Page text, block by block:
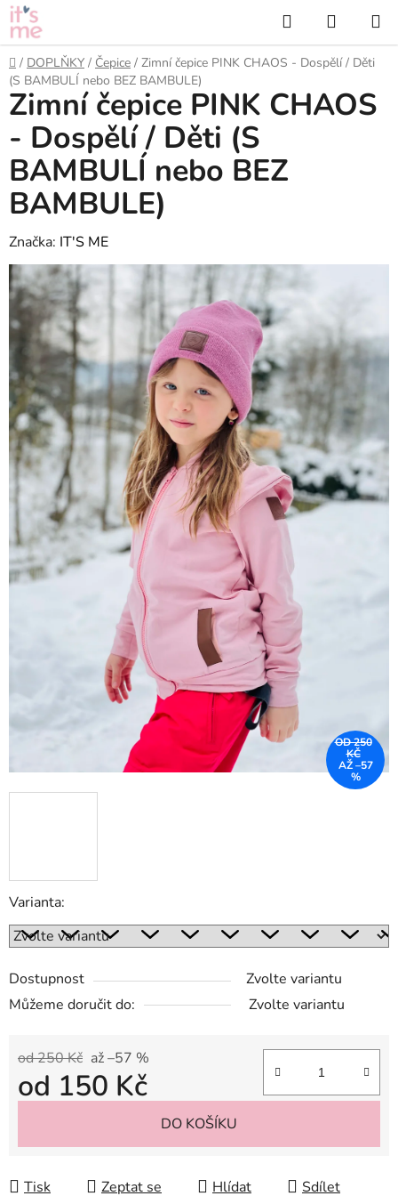
Přejít
na
obsah
Hledat
KOŠÍK
Domů
/ DOPLŇKY / Čepice / Zimní čepice PINK CHAOS - Dospělí / Děti
(S BAMBULÍ nebo BEZ BAMBULE)
Varianta:
Dostupnost
Zvolte variantu
Můžeme doručit do:
Zvolte variantu
od 250 Kč až –57 %
od 150 Kč
DO KOŠÍKU
Tisk Zeptat se Hlídat Sdílet
Zimní čepice PINK CHAOS
- Dospělí / Děti (S
BAMBULÍ nebo BEZ
BAMBULE)
Značka: IT'S ME
OD 250
KČ
AŽ –57
%